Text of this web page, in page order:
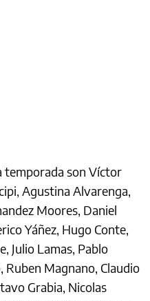
temporada son Víctor
Agustina Alvarenga,
Moores, Daniel
Yáñez, Hugo Conte,
Julio Lamas, Pablo
Magnano, Claudio
Grabia, Nicolas